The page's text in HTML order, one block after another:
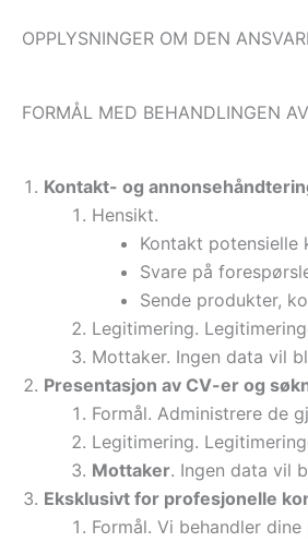
OPPLYSNINGER OM DEN
FORMÅL MED BEHANDLINGEN
Kontakt- og
Hensikt.
Kontakt potensielle
Svare på
Sende produkter,
Legitimering.
Mottaker. Ingen data vil
Presentasjon av CV-er og
Formål. Administrere de
Legitimering.
Mottaker. Ingen data vil
Eksklusivt for profesjonelle
Formål. Vi behandler